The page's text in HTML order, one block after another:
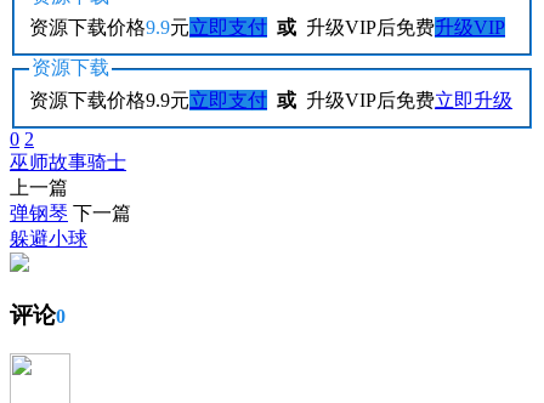
资源下载价格9.9元立即支付 或 升级VIP后免费升级VIP
资源下载
资源下载价格9.9元立即支付 或 升级VIP后免费立即升级
0 2
巫师故事骑士
上一篇
弹钢琴 下一篇
躲避小球
评论0